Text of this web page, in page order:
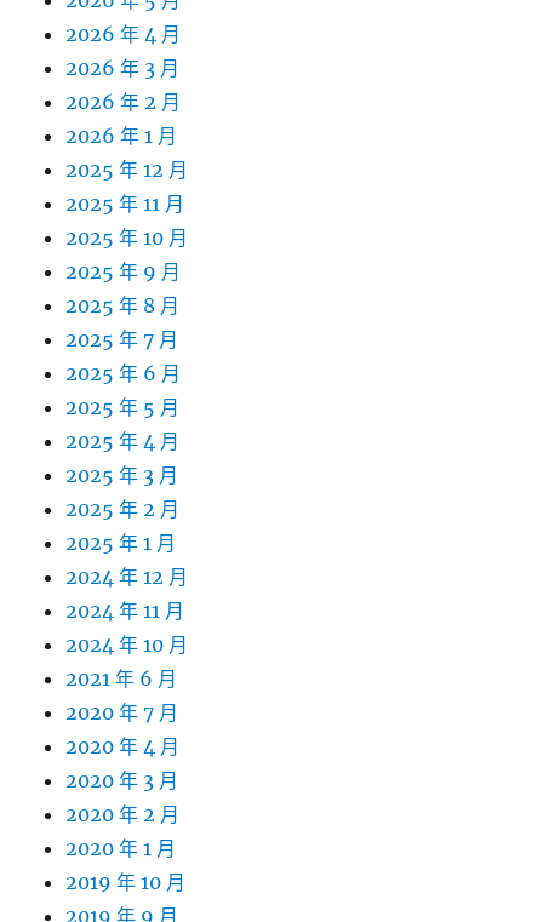
2026 年 4 月
2026 年 3 月
2026 年 2 月
2026 年 1 月
2025 年 12 月
2025 年 11 月
2025 年 10 月
2025 年 9 月
2025 年 8 月
2025 年 7 月
2025 年 6 月
2025 年 5 月
2025 年 4 月
2025 年 3 月
2025 年 2 月
2025 年 1 月
2024 年 12 月
2024 年 11 月
2024 年 10 月
2021 年 6 月
2020 年 7 月
2020 年 4 月
2020 年 3 月
2020 年 2 月
2020 年 1 月
2019 年 10 月
2019 年 9 月